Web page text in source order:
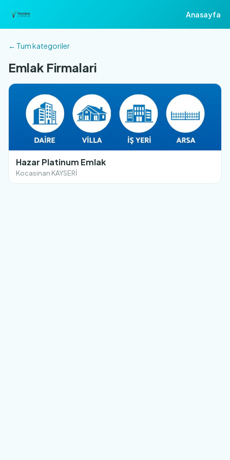
Anasayfa
← Tum kategoriler
Emlak Firmalari
Hazar Platinum Emlak
Kocasinan KAYSERİ